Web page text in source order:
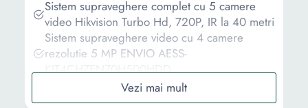
Sistem supraveghere complet cu 5 camere
video Hikvision Turbo Hd, 720P, IR la 40 metri
Sistem supraveghere video cu 4 camere
rezolutie 5 MP ENVIO AESS-
KIT4CHZEN70H500HDD
Sistem supraveghere video cu 4 camere
rezolutie 5 MP ENVIO AESS-